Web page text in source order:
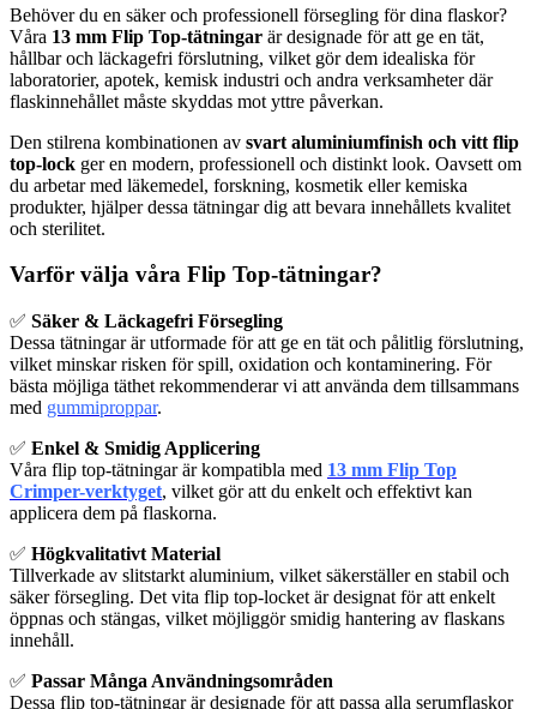
Behöver du en säker och professionell försegling för dina flaskor?
Våra 13 mm Flip Top-tätningar är designade för att ge en tät,
hållbar och läckagefri förslutning, vilket gör dem idealiska för
laboratorier, apotek, kemisk industri och andra verksamheter där
flaskinnehållet måste skyddas mot yttre påverkan.
Den stilrena kombinationen av svart aluminiumfinish och vitt flip
top-lock ger en modern, professionell och distinkt look. Oavsett om
du arbetar med läkemedel, forskning, kosmetik eller kemiska
produkter, hjälper dessa tätningar dig att bevara innehållets kvalitet
och sterilitet.
Varför välja våra Flip Top-tätningar?
✅ Säker & Läckagefri Försegling
Dessa tätningar är utformade för att ge en tät och pålitlig förslutning,
vilket minskar risken för spill, oxidation och kontaminering. För
bästa möjliga täthet rekommenderar vi att använda dem tillsammans
med gummiproppar.
✅ Enkel & Smidig Applicering
Våra flip top-tätningar är kompatibla med 13 mm Flip Top
Crimper-verktyget, vilket gör att du enkelt och effektivt kan
applicera dem på flaskorna.
✅ Högkvalitativt Material
Tillverkade av slitstarkt aluminium, vilket säkerställer en stabil och
säker försegling. Det vita flip top-locket är designat för att enkelt
öppnas och stängas, vilket möjliggör smidig hantering av flaskans
innehåll.
✅ Passar Många Användningsområden
Dessa flip top-tätningar är designade för att passa alla serumflaskor